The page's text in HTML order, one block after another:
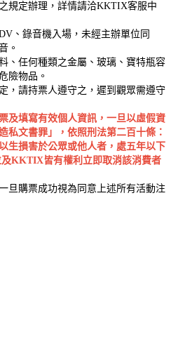
規定辦理，詳情請洽KKTIX客服中
、錄音機入場，未經主辦單位同
。
、任何種類之金屬、玻璃、寶特瓶容
險物品。
，請持票人遵守之，遲到觀眾需遵守
及填寫有效個人資訊，一旦以虛假資
私文書罪」，依照刑法第二百十條：
生損害於公眾或他人者，處五年以下
KKTIX皆有權利立即取消該消費者
旦購票成功視為同意上述所有活動注